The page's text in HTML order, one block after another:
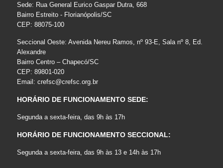
Sede: Rua General Eurico Gaspar Dutra, 668
Bairro Estreito - Florianópolis/SC
CEP: 88075-100
Seccional Oeste: Avenida Nereu Ramos, nº 93-E, Sala nº 8, Ed.
Alexandre
Bairro Centro – Chapecó/SC
CEP: 89801-020
Email: crefsc@crefsc.org.br
HORÁRIO DE FUNCIONAMENTO SEDE:
Segunda a sexta-feira, das 9h às 17h
HORÁRIO DE FUNCIONAMENTO SECCIONAL:
Segunda a sexta-feira, das 9h às 13 e 14h às 17h